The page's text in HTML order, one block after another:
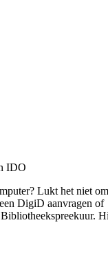
IDO
Lukt het niet
DigiD aanvragen of